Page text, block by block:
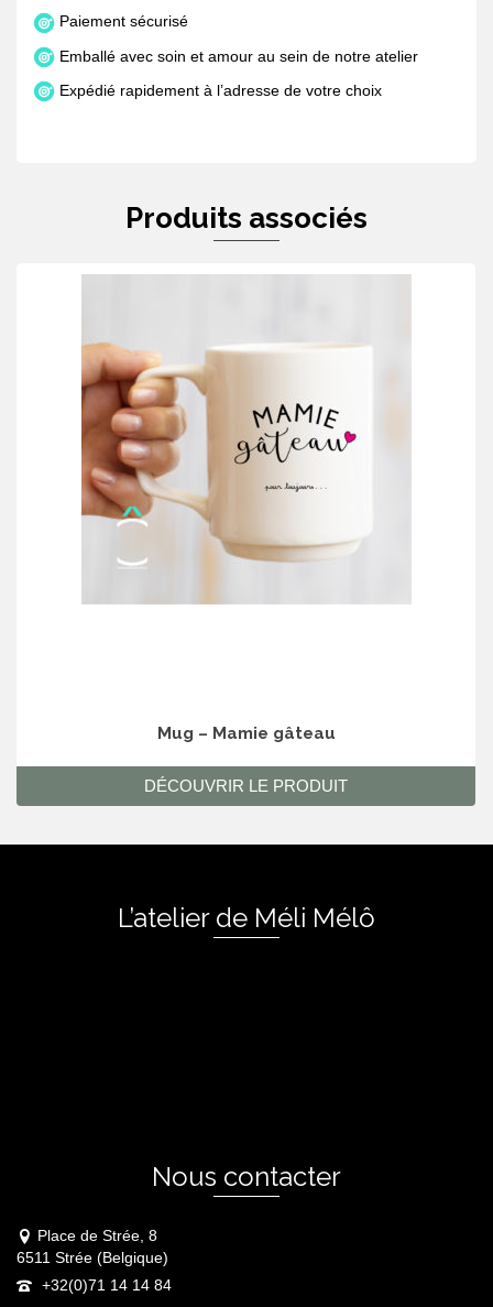
Paiement sécurisé
Emballé avec soin et amour au sein de notre atelier
Expédié rapidement à l’adresse de votre choix
Produits associés
Mug – Mamie gâteau
DÉCOUVRIR LE PRODUIT
L’atelier de Méli Mélô
Nous contacter
Place de Strée, 8
6511 Strée (Belgique)
+32(0)71 14 14 84